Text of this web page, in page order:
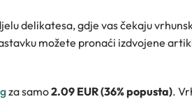
delikatesa, gdje vas čekaju
možete pronaći izdvojene
za samo2.09 EUR (36% popusta).